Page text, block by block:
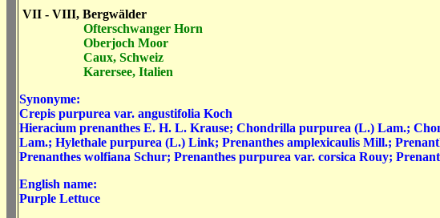
VII - VIII, Bergwälder
Ofterschwanger Horn
Oberjoch Moor
Caux, Schweiz
Karersee, Italien
Synonyme:
Crepis purpurea var. angustifolia Koch
Hieracium prenanthes E. H. L. Krause; Chondrilla purpurea (L.) Lam.;
Lam.; Hylethale purpurea (L.) Link; Prenanthes amplexicaulis Mill.;
Prenanthes wolfiana Schur; Prenanthes purpurea var. corsica Rouy;
English name:
Purple Lettuce